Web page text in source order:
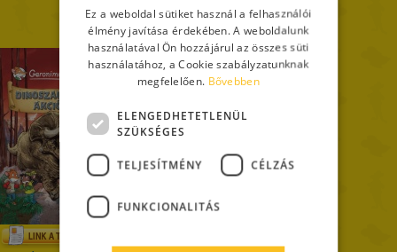
< 1 2 > ENGLISH
FRENCH
GERMAN
HUNGARIAN
Ez a weboldal sütiket használ a felhasználói
élmény javítása érdekében. A weboldalunk
használatával Ön hozzájárul az összes süti
használatához, a Cookie szabályzatunknak
megfelelően. Bővebben
ELENGEDHETETLENÜL
SZÜKSÉGES
TELJESÍTMÉNY CÉLZÁS
FUNKCIONALITÁS